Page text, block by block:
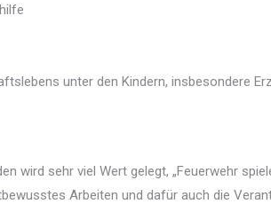
unter den Kindern, insbesondere
wird sehr viel Wert gelegt, „Feuerwehr
Arbeiten und dafür auch die